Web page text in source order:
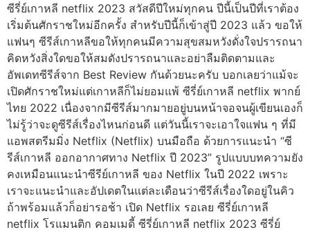
ซีรี่ย์เกาหลี netflix 2023 สวัสดีปีใหม่ทุกคน ปีนี้เป็นปีที่เราต้อง
เริ่มต้นศักราชใหม่อีกครั้ง สำหรับปีนี้ก็เข้าสู่ปี 2023 แล้ว ขอให้
แฟนๆ ซีรีส์เกาหลีขอให้ทุกคนมีความสุขสมหวังดั่งใจปรารถนา
คิดหวังสิ่งใดขอให้สมดังปรารถนาและอย่าลืมติดตามและ
อัพเดทซีรีส์จาก Best Review กันด้วยนะครับ บอกเลยว่าแม้จะ
เปิดศักราชใหม่แต่เกาหลีก็ไม่ยอมแพ้ ซีรี่ย์เกาหลี netflix พากย์
ไทย 2022 เนื่องจากมีซีรีส์มากมายอยู่บนหน้าจอจนผู้เขียนเองก็
ไม่รู้ว่าจะดูซีรีส์เรื่องไหนก่อนดี แต่วันนี้เราจะเอาใจแฟน ๆ ที่มี
แอพสตรีมมิ่ง Netflix (Netflix) บนมือถือ ด้วยการแนะนำ “ซี
รีส์เกาหลี ออกอากาศทาง Netflix ปี 2023” รูปแบบบทความยัง
คงเหมือนแนะนำซีรีย์เกาหลี ของ Netflix ในปี 2022 เพราะ
เราจะแนะนำและอัปเดตในแต่ละเดือนว่าซีรีส์เรื่องใดอยู่ในคิว
ถ้าพร้อมแล้วก็อย่ารอช้า เปิด Netflix รอเลย ซีรี่ย์เกาหลี
netflix โรแมนติก คอมเมดี้ ซีรี่ย์เกาหลี netflix 2023 ซีรี่ย์